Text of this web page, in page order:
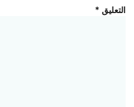
التعليق *